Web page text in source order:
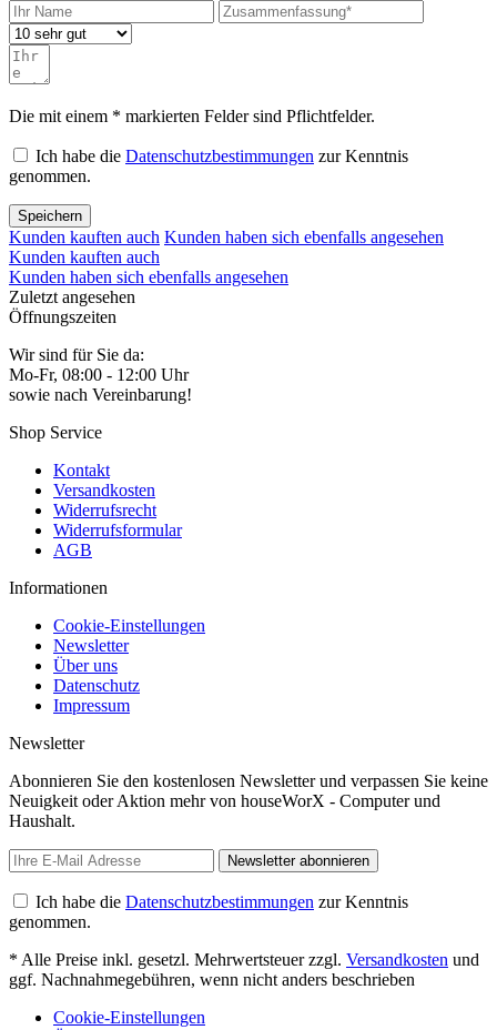
Die mit einem * markierten Felder sind Pflichtfelder.
Ich habe die Datenschutzbestimmungen zur Kenntnis
genommen.
Speichern
Kunden kauften auch Kunden haben sich ebenfalls angesehen
Kunden kauften auch
Kunden haben sich ebenfalls angesehen
Zuletzt angesehen
Öffnungszeiten
Wir sind für Sie da:
Mo-Fr, 08:00 - 12:00 Uhr
sowie nach Vereinbarung!
Shop Service
Kontakt
Versandkosten
Widerrufsrecht
Widerrufsformular
AGB
Informationen
Cookie-Einstellungen
Newsletter
Über uns
Datenschutz
Impressum
Newsletter
Abonnieren Sie den kostenlosen Newsletter und verpassen Sie keine
Neuigkeit oder Aktion mehr von houseWorX - Computer und
Haushalt.
Newsletter abonnieren
Ich habe die Datenschutzbestimmungen zur Kenntnis
genommen.
* Alle Preise inkl. gesetzl. Mehrwertsteuer zzgl. Versandkosten und
ggf. Nachnahmegebühren, wenn nicht anders beschrieben
Cookie-Einstellungen